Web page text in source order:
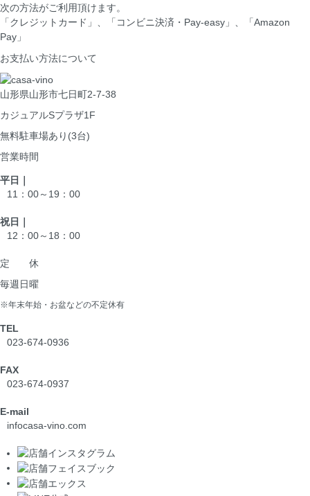
次の方法がご利用頂けます。
「クレジットカード」、「コンビニ決済・Pay-easy」、「Amazon
Pay」
お支払い方法について
山形県山形市七日町2-7-38
カジュアルSプラザ1F
無料駐車場あり(3台)
営業時間
平日｜
11：00～19：00
祝日｜
12：00～18：00
定 休
毎週日曜
※年末年始・お盆などの不定休有
TEL
023-674-0936
FAX
023-674-0937
E-mail
infocasa-vino.com